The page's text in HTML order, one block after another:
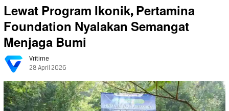
Lewat Program Ikonik, Pertamina
Foundation Nyalakan Semangat
Menjaga Bumi
Vritime
28 April 2026